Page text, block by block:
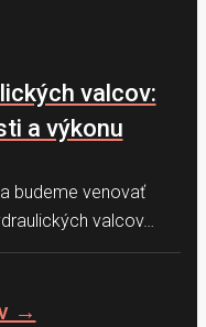
valcov:
a výkonu
budeme venovať
valcov…
→